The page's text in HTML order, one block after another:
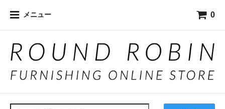
メニュー 0